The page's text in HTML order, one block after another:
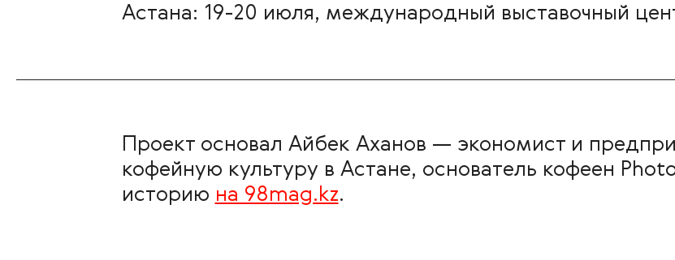
Астана: 19-20 июля, международный выставочный
Проект основал Айбек Аханов — экономист и
кофейную культуру в Астане, основатель кофеен
историю на 98mag.kz.